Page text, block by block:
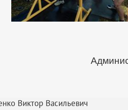
Виктор Васильевич